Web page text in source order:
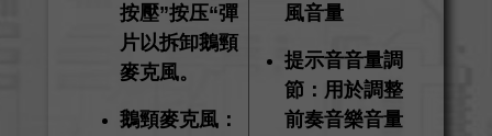
按壓”按压“彈
片以拆卸鵝頸
麥克風。
鵝頸麥克風：
風音量
提示音音量調
節：用於調整
前奏音樂音量